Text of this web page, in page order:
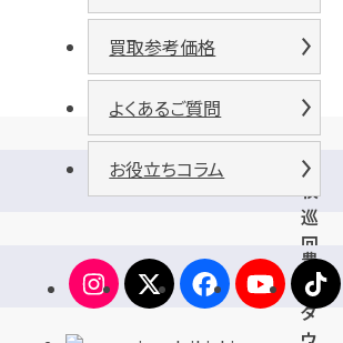
小
牧
巡
回
バ
ス
豊
山
タ
買取参考価格
よくあるご質問
お役立ちコラム